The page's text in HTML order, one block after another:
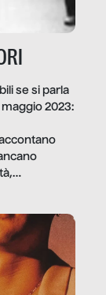
se si parla
2023: